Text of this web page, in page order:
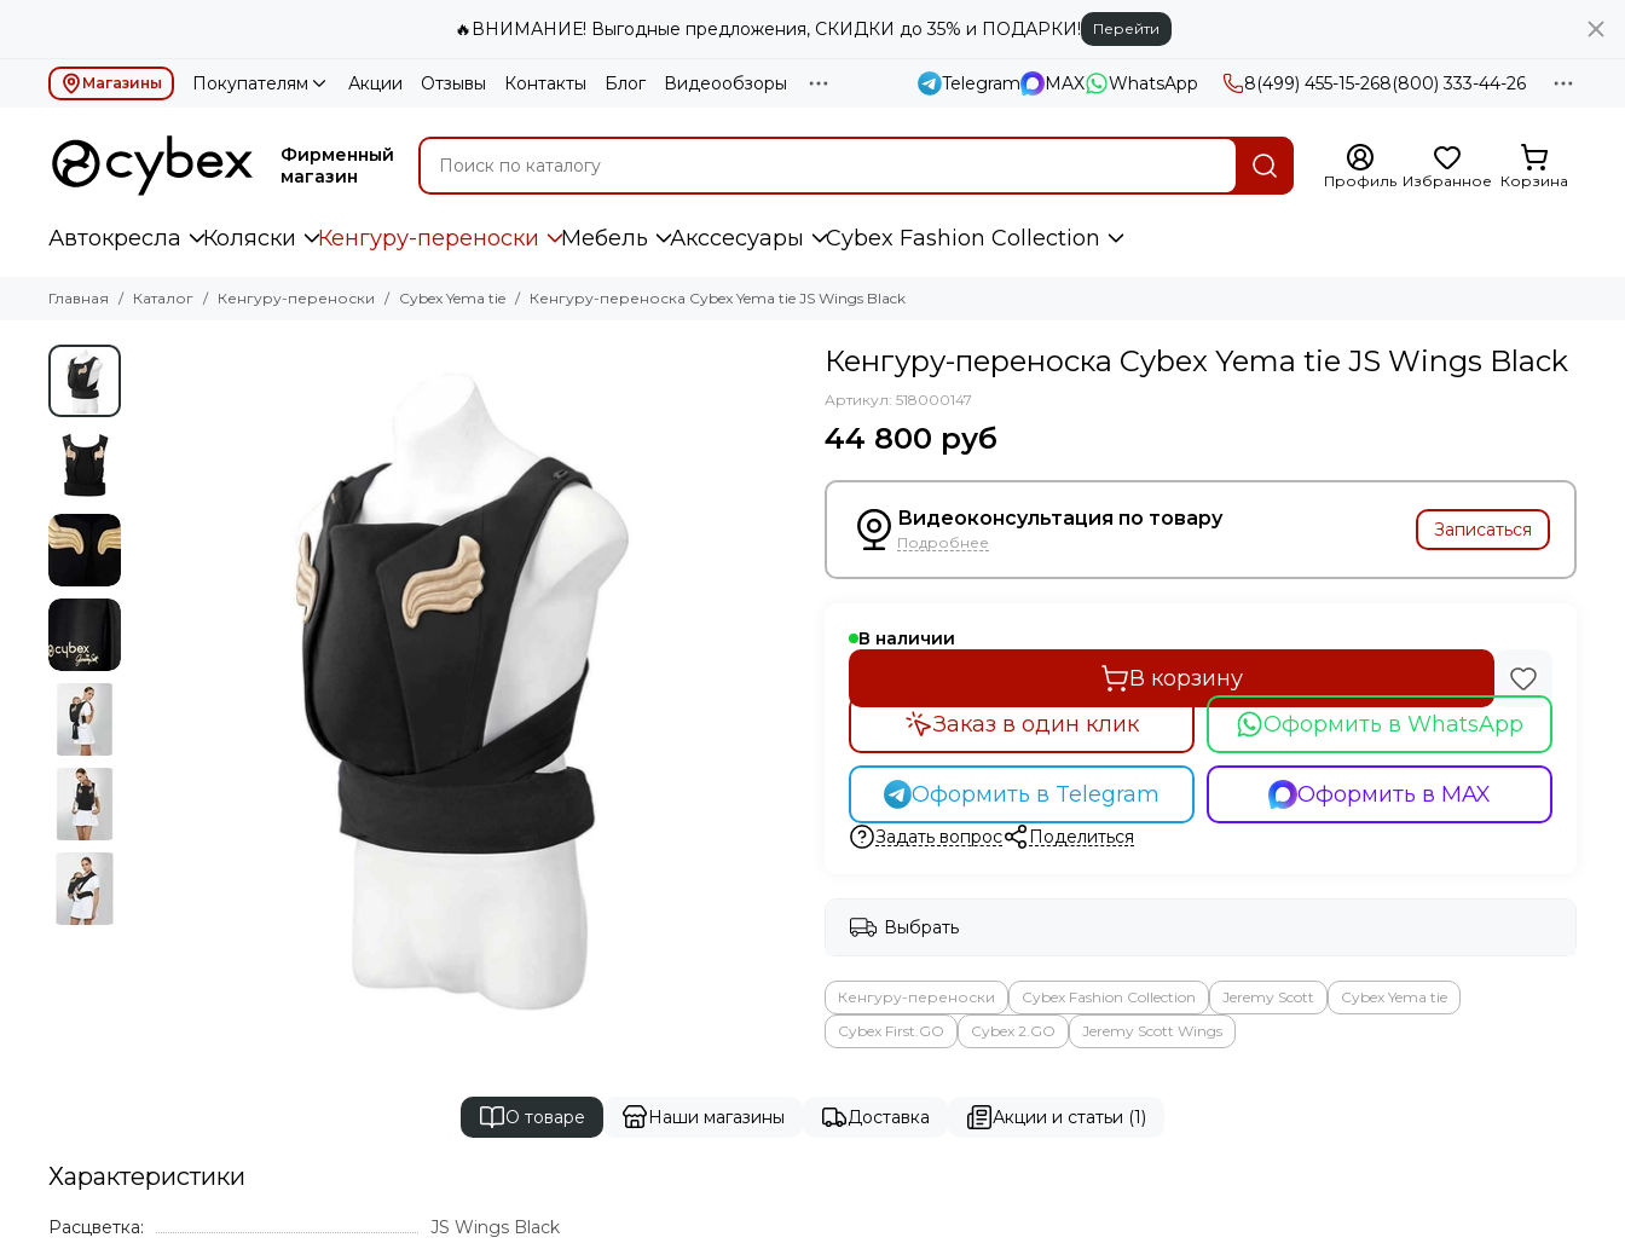
🔥ВНИМАНИЕ! Выгодные предложения, СКИДКИ до 35% и ПОДАРКИ! Перейти
Магазины Покупателям Акции Отзывы Контакты Блог Видеообзоры Telegram MAX WhatsApp 8(499) 455-15-268(800) 333-44-26
Фирменный
магазин
Профиль Избранное Корзина
Автокресла Коляски Кенгуру-переноски Мебель Акссесуары Cybex Fashion Collection
Главная Каталог Кенгуру-переноски Cybex Yema tie Кенгуру-переноска Cybex Yema tie JS Wings Black
Кенгуру-переноска Cybex Yema tie JS Wings Black
Артикул: 518000147
44 800 руб
Видеоконсультация по товару
Подробнее
Записаться
В наличии
В корзину
Оформить в WhatsApp
Оформить в Telegram Оформить в MAX
Заказ в один клик
Задать вопрос Поделиться
Выбрать
Кенгуру-переноски Cybex Fashion Collection Jeremy Scott
Cybex Yema tie
Cybex First.GO
Cybex 2.GO Jeremy Scott Wings
О товаре Наши магазины Доставка Акции и статьи (1)
Характеристики
Расцветка: JS Wings Black